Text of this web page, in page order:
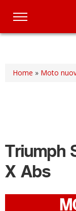
Salta
principale
Home » Moto
Triumph
X Abs